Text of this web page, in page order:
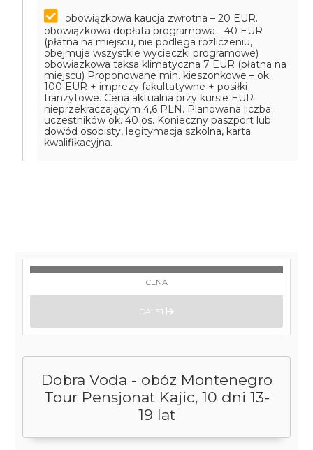
obowiązkowa kaucja zwrotna – 20 EUR.
obowiązkowa dopłata programowa - 40 EUR
(płatna na miejscu, nie podlega rozliczeniu,
obejmuje wszystkie wycieczki programowe)
obowiazkowa taksa klimatyczna 7 EUR (płatna na
miejscu) Proponowane min. kieszonkowe – ok.
100 EUR + imprezy fakultatywne + posiłki
tranzytowe. Cena aktualna przy kursie EUR
nieprzekraczającym 4,6 PLN. Planowana liczba
uczestników ok. 40 os. Konieczny paszport lub
dowód osobisty, legitymacja szkolna, karta
kwalifikacyjna.
Dobra Voda - obóz Montenegro
Tour Pensjonat Kajic, 10 dni 13-
19 lat
CENA
DALEJ